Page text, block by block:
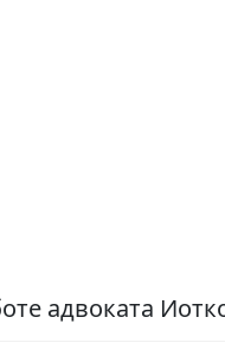
адвоката